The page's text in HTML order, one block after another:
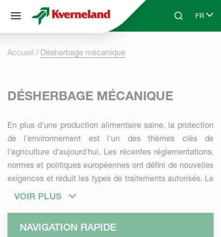
Skip to main contentSearchFR
Select
Accueil Désherbage mécanique
DÉSHERBAGE MÉCANIQUE
En plus d'une production alimentaire saine, la protection
de l'environnement est l'un des thèmes clés de
l'agriculture d'aujourd'hui. Les récentes réglementations,
normes et politiques européennes ont défini de nouvelles
exigences et réduit les types de traitements autorisés. Le
désherbage mécanique est donc devenu l'une des
plantes, base d'un rendement satisfaisant.
VOIR PLUS
NAVIGATION RAPIDE
Panneau de gestion des cookies